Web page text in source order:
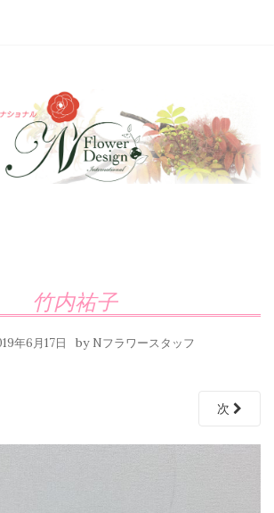
替え
竹内祐子
年6月17日 by Nフラワースタッフ
次